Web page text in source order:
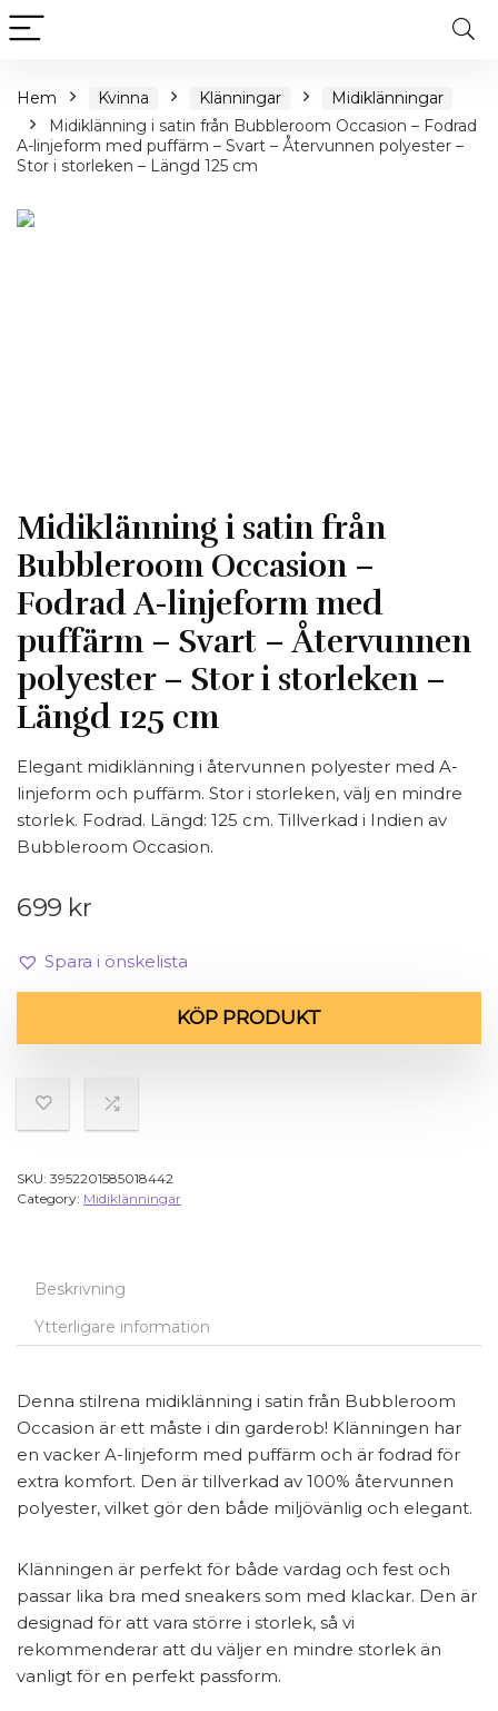
Hem Kvinna Klänningar
Midiklänningar
Midiklänning i satin från Bubbleroom Occasion – Fodrad
A-linjeform med puffärm – Svart – Återvunnen polyester –
Stor i storleken – Längd 125 cm
Midiklänning i satin från
Bubbleroom Occasion –
Fodrad A-linjeform med
puffärm – Svart – Återvunnen
polyester – Stor i storleken –
Längd 125 cm
Elegant midiklänning i återvunnen polyester med A-
linjeform och puffärm. Stor i storleken, välj en mindre
storlek. Fodrad. Längd: 125 cm. Tillverkad i Indien av
Bubbleroom Occasion.
699 kr
Spara i önskelista
KÖP PRODUKT
SKU: 3952201585018442
Category: Midiklänningar
Beskrivning
Ytterligare information
Denna stilrena midiklänning i satin från Bubbleroom
Occasion är ett måste i din garderob! Klänningen har
en vacker A-linjeform med puffärm och är fodrad för
extra komfort. Den är tillverkad av 100% återvunnen
polyester, vilket gör den både miljövänlig och elegant.
Klänningen är perfekt för både vardag och fest och
passar lika bra med sneakers som med klackar. Den är
designad för att vara större i storlek, så vi
rekommenderar att du väljer en mindre storlek än
vanligt för en perfekt passform.